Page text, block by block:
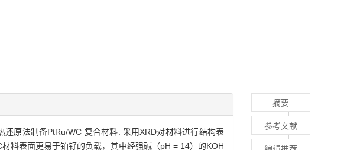
原法制备PtRu/WC 复合材料. 采用XRD对材料进行结构表
料表面更易于铂钌的负载，其中经强碱（pH = 14）的KOH
摘要
参考文献